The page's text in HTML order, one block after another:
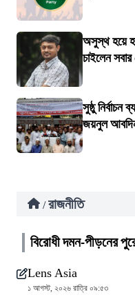
অসুস্থ হয়ে
চাইলেন সবার
সুষ্ঠু নির্বাচন
জয়নুল
/ রাজনীতি
বিরোধী দমন-পীড়নের
Lens Asia
১ আগস্ট, ২০২৬ রাত্রি ০৯:৫৩